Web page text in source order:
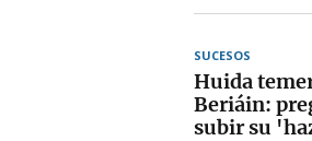
SUCESOS
Huida
Beriáin:
subir su